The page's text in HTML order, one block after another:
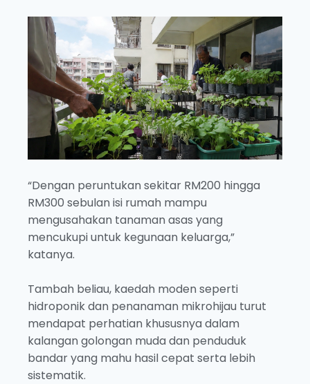
“Dengan peruntukan sekitar RM200 hingga
RM300 sebulan isi rumah mampu
mengusahakan tanaman asas yang
mencukupi untuk kegunaan keluarga,”
katanya.
Tambah beliau, kaedah moden seperti
hidroponik dan penanaman mikrohijau turut
mendapat perhatian khususnya dalam
kalangan golongan muda dan penduduk
bandar yang mahu hasil cepat serta lebih
sistematik.